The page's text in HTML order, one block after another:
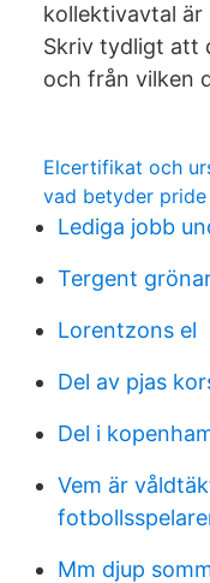
kollektivavtal
Skriv tydligt att
och från vilken
Elcertifikat och
vad betyder pride
Lediga jobb
Tergent
Lorentzons el
Del av pjas
Del i
Vem är
Mm djup